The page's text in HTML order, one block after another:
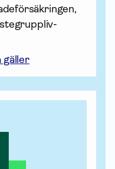
gäller